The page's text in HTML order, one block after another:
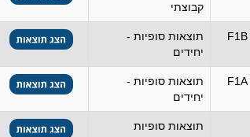
קבוצתי
תוצאות סופיות -
יחידים
תוצאות סופיות -
יחידים
תוצאות סופיות